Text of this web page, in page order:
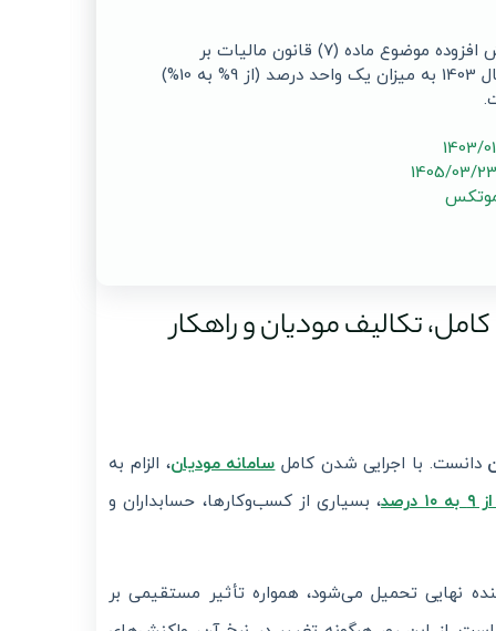
نرخ مالیات بر ارزش افزوده موضوع ماده (7) قانون مالیات بر
ارزش افزوده در سال 1403 به میزان یک واحد درصد (از 9% به 10%)
ارزش افزوده در سال ۱۴۰۳ | تحلیل کامل، تکالیف مودیان و راهکار
دانست. با اجرایی شدن کاملسامانه مودیان، الزام به
، بسیاری از کسب‌وکارها، حسابداران و